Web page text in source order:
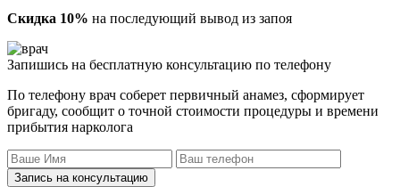
Скидка 10% на последующий вывод из запоя
Запишись на бесплатную консультацию по телефону
По телефону врач соберет первичный анамез, сформирует
бригаду, сообщит о точной стоимости процедуры и времени
прибытия нарколога
Запись на консультацию